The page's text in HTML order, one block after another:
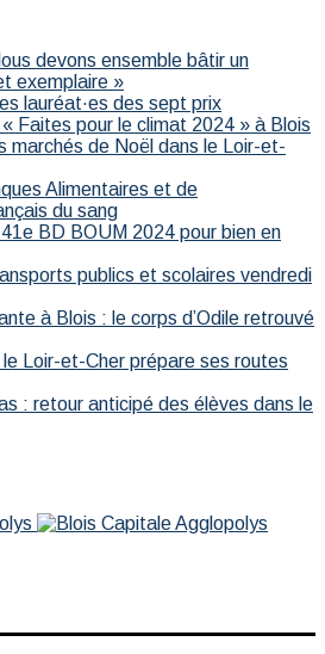
devons ensemble bâtir un
exemplaire »
lauréat·es des sept prix
« Faites pour le climat 2024 » à Blois
marchés de Noël dans le Loir-et-
Alimentaires et de
du sang
41e BD BOUM 2024 pour bien en
publics et scolaires vendredi
à Blois : le corps d’Odile retrouvé
Loir-et-Cher prépare ses routes
: retour anticipé des élèves dans le